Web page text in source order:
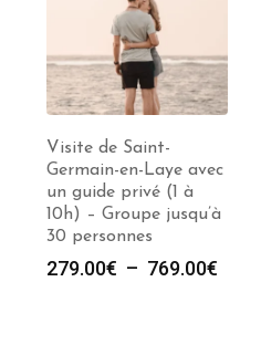
Visite de Saint-
Germain-en-Laye avec
un guide privé (1 à
10h) – Groupe jusqu’à
30 personnes
279.00€ – 769.00€